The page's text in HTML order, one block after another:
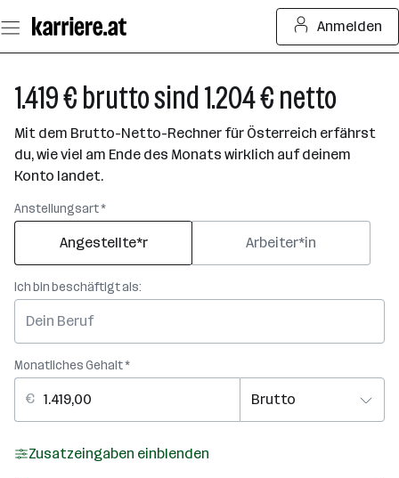
Seiteninhalt
springen
Anmelden
1.419 € brutto sind 1.204 € netto
Mit dem Brutto-Netto-Rechner für Österreich erfährst
du, wie viel am Ende des Monats wirklich auf deinem
Konto landet.
Anstellungsart *
Angestellte*r Arbeiter*in
Ich bin beschäftigt als:
Monatliches Gehalt *
Zusatzeingaben einblenden